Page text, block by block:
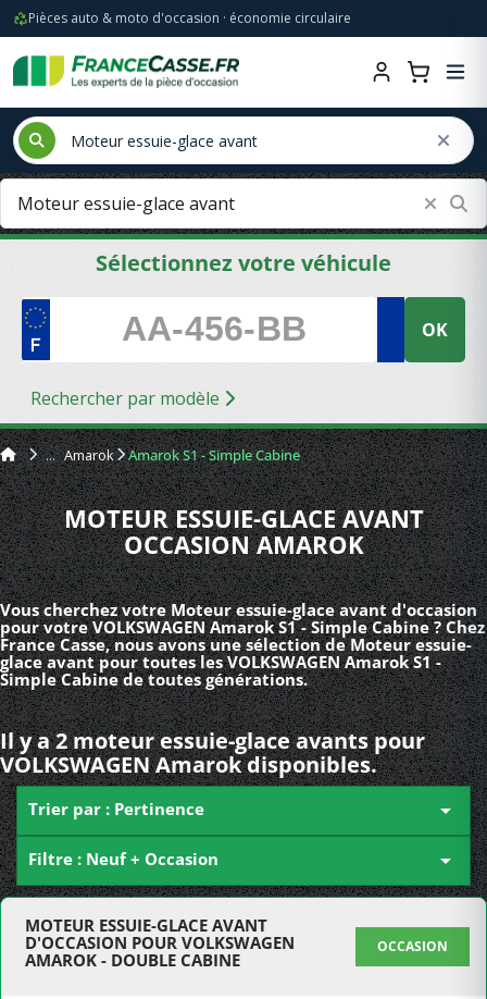
Pièces auto & moto d'occasion · économie circulaire
Sélectionnez votre véhicule
OK
Rechercher par modèle
Amarok Amarok S1 - Simple Cabine
MOTEUR ESSUIE-GLACE AVANT
OCCASION AMAROK
Vous cherchez votre Moteur essuie-glace avant d'occasion
pour votre VOLKSWAGEN Amarok S1 - Simple Cabine ? Chez
France Casse, nous avons une sélection de Moteur essuie-
glace avant pour toutes les VOLKSWAGEN Amarok S1 -
Simple Cabine de toutes générations.
Il y a 2 moteur essuie-glace avants pour
VOLKSWAGEN Amarok disponibles.
Trier par : Pertinence 
Filtre : Neuf + Occasion 
MOTEUR ESSUIE-GLACE AVANT
D'OCCASION POUR VOLKSWAGEN
AMAROK - DOUBLE CABINE
OCCASION